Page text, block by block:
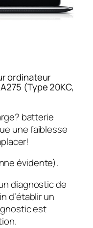
ordinateur
(Type 20KC,
batterie
une faiblesse
évidente).
diagnostic de
d’établir un
est